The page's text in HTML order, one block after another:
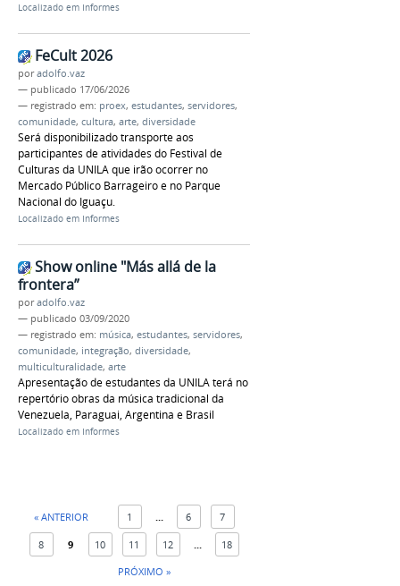
Localizado em Informes
FeCult 2026
poradolfo.vaz
— publicado 17/06/2026
— registrado em: proex, estudantes, servidores,
comunidade, cultura, arte, diversidade
Será disponibilizado transporte aos
participantes de atividades do Festival de
Culturas da UNILA que irão ocorrer no
Mercado Público Barrageiro e no Parque
Nacional do Iguaçu.
Localizado em Informes
Show online "Más allá de la
frontera”
poradolfo.vaz
— publicado 03/09/2020
— registrado em: música, estudantes, servidores,
comunidade, integração, diversidade,
multiculturalidade, arte
Apresentação de estudantes da UNILA terá no
repertório obras da música tradicional da
Venezuela, Paraguai, Argentina e Brasil
Localizado em Informes
« ANTERIOR 1 6 7
8 9 10 11 12
18
PRÓXIMO »